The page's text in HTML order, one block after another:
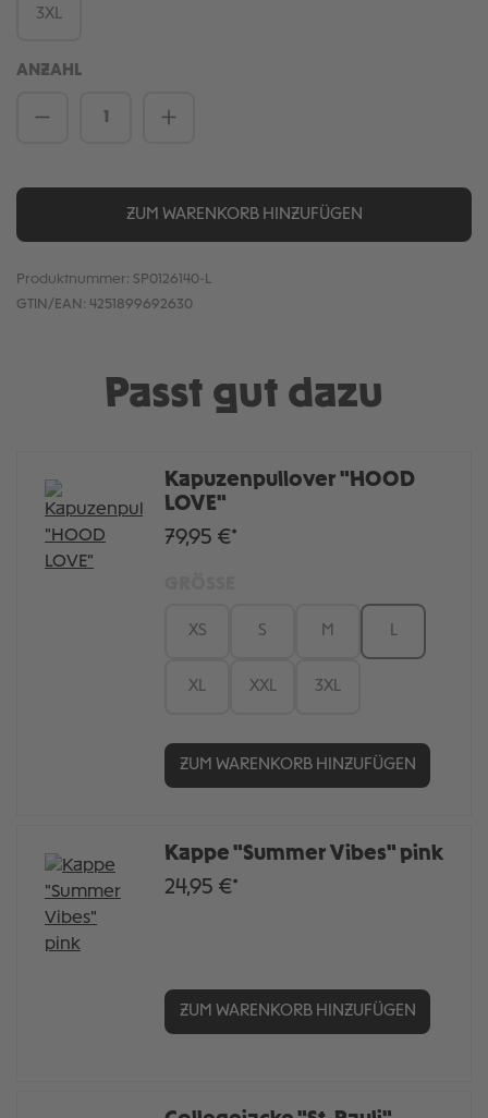
3XL
ANZAHL
Produkt Anzahl: Gib den gewünschten
ZUM WARENKORB HINZUFÜGEN
Produktnummer: SP0126140-L
GTIN/EAN: 4251899692630
Passt gut dazu
Kapuzenpullover "HOOD
LOVE"
79,95 €*
XS S M L
XL XXL 3XL
ZUM WARENKORB HINZUFÜGEN
Kappe "Summer Vibes" pink
24,95 €*
ZUM WARENKORB HINZUFÜGEN